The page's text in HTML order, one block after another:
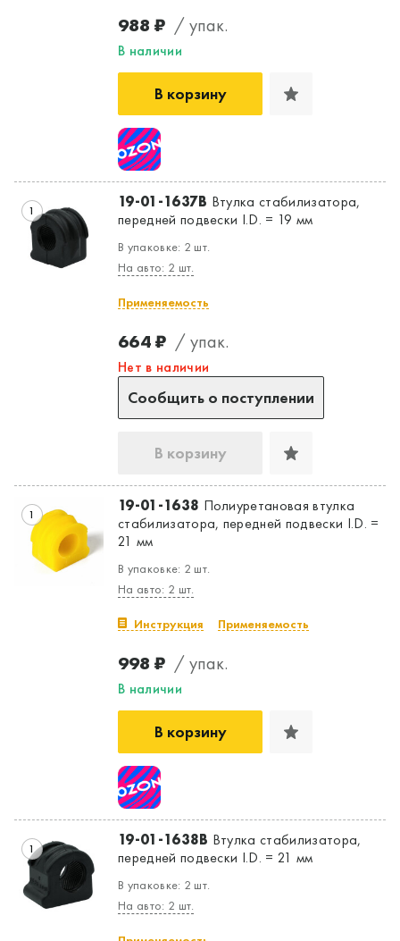
988 ₽ / упак.
В наличии
В корзину
1 19-01-1637B Втулка стабилизатора,
передней подвески I.D. = 19 мм
В упаковке: 2 шт.
На авто: 2 шт.
Применяемость
664 ₽ / упак.
Нет в наличии
Сообщить о поступлении
В корзину
1 19-01-1638 Полиуретановая втулка
стабилизатора, передней подвески I.D. =
21 мм
В упаковке: 2 шт.
На авто: 2 шт.
Инструкция Применяемость
998 ₽ / упак.
В наличии
В корзину
1 19-01-1638B Втулка стабилизатора,
передней подвески I.D. = 21 мм
В упаковке: 2 шт.
На авто: 2 шт.